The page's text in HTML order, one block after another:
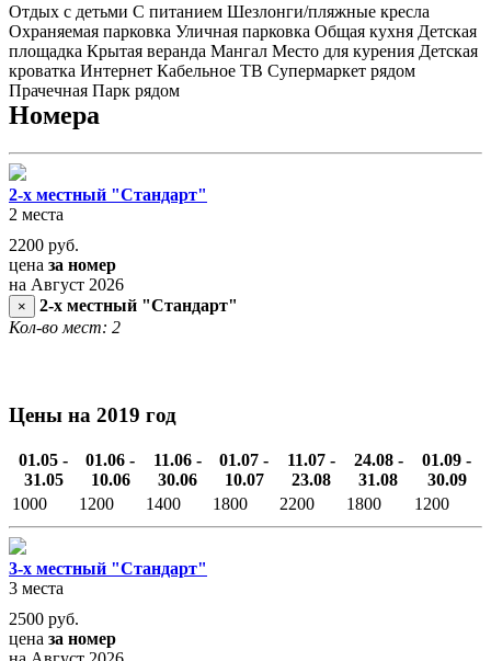
Отдых с детьми С питанием Шезлонги/пляжные кресла
Охраняемая парковка Уличная парковка Общая кухня Детская
площадка Крытая веранда Мангал Место для курения Детская
кроватка Интернет Кабельное ТВ Супермаркет рядом
Прачечная Парк рядом
Номера
2-х местный "Стандарт"
2 места
2200 руб.
цена за номер
на Август 2026
×
2-х местный "Стандарт"
Кол-во мест: 2
Цены на 2019 год
01.05 -
31.05
01.06 -
10.06
11.06 -
30.06
01.07 -
10.07
11.07 -
23.08
24.08 -
31.08
01.09 -
30.09
1000
1200 1400 1800 2200 1800 1200
3-х местный "Стандарт"
3 места
2500 руб.
цена за номер